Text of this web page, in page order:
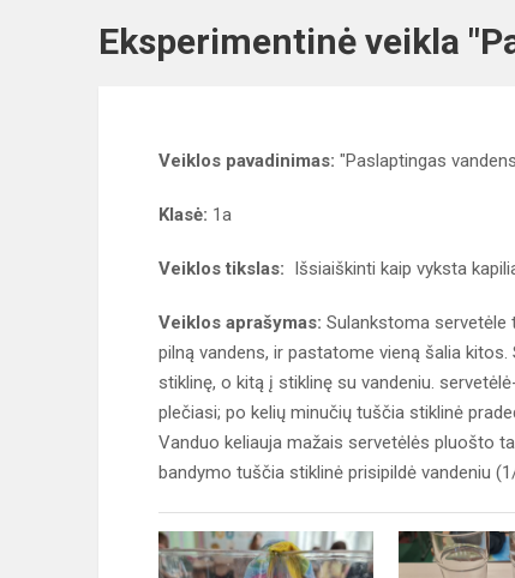
Eksperimentinė veikla
Veiklos pavadinimas: "Paslaptingas
Klasė: 1a
Veiklos tikslas: Išsiaiškinti kaip vyksta
Veiklos aprašymas: Sulankstoma servetėle
pilną vandens, ir pastatome vieną šalia
stiklinę, o kitą į stiklinę su vandeniu.
plečiasi; po kelių minučių tuščia stiklinė
Vanduo keliauja mažais servetėlės pluošto
bandymo tuščia stiklinė prisipildė vandeniu